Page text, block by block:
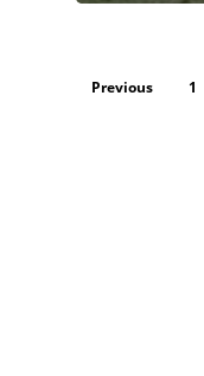
Previous 1